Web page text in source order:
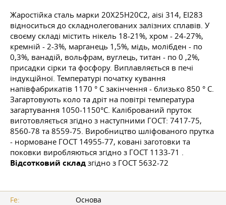
Жаростійка сталь марки 20Х25Н20С2, aisi 314, ЕІ283
відноситься до складнолегованих залізних сплавів. У
своєму складі містить нікель 18-21%, хром - 24-27%,
кремній - 2-3%, марганець 1,5%, мідь, молібден - по
0,3%, ванадій, вольфрам, вуглець, титан - по 0 ,2%,
присадки сірки та фосфору. Виплавляється в печі
індукційної. Температурі початку кування
напівфабрикатів 1170 ° C закінчення - близько 850 ° C.
Загартовують коло та дріт на повітрі температура
загартування 1050-1150°С. Калібрований пруток
виготовляється згідно з наступними ГОСТ: 7417-75,
8560-78 та 8559-75. Виробництво шліфованого прутка
- нормоване ГОСТ14955-77, ковані заготовки та
поковки виробляються згідно з ГОСТ 1133-71
Відсотковий склад згідно з ГОСТ 5632-72
Fe:
Основа